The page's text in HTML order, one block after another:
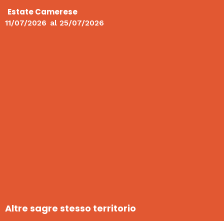
Estate Camerese
11/07/2026 al 25/07/2026
Altre sagre stesso territorio